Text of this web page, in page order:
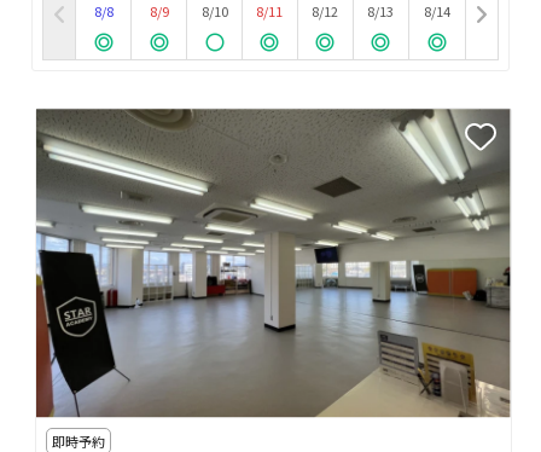
8/8
8/9
8/10
8/11
8/12
8/13
8/14
即時予約